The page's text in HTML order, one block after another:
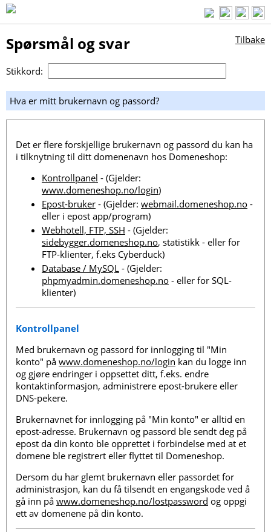
Spørsmål og svar Tilbake
Stikkord:
Hva er mitt brukernavn og passord?
Det er flere forskjellige brukernavn og passord du kan ha
i tilknytning til ditt domenenavn hos Domeneshop:
Kontrollpanel - (Gjelder:
www.domeneshop.no/login)
Epost-bruker - (Gjelder: webmail.domeneshop.no -
eller i epost app/program)
Webhotell, FTP, SSH - (Gjelder:
sidebygger.domeneshop.no, statistikk - eller for
FTP-klienter, f.eks Cyberduck)
Database / MySQL - (Gjelder:
phpmyadmin.domeneshop.no - eller for SQL-
klienter)
Kontrollpanel
Med brukernavn og passord for innlogging til "Min
konto" på www.domeneshop.no/login kan du logge inn
og gjøre endringer i oppsettet ditt, f.eks. endre
kontaktinformasjon, administrere epost-brukere eller
DNS-pekere.
Brukernavnet for innlogging på "Min konto" er alltid en
epost-adresse. Brukernavn og passord ble sendt deg på
epost da din konto ble opprettet i forbindelse med at et
domene ble registrert eller flyttet til Domeneshop.
Dersom du har glemt brukernavn eller passordet for
administrasjon, kan du få tilsendt en engangskode ved å
gå inn på www.domeneshop.no/lostpassword og oppgi
ett av domenene på din konto.